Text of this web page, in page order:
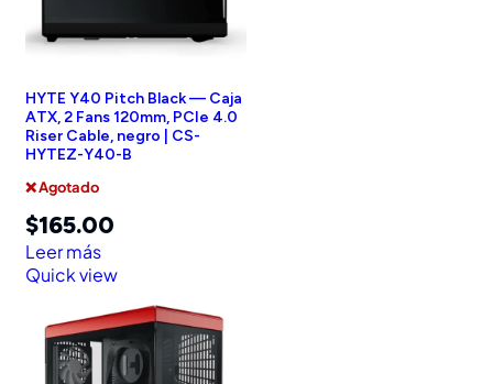
HYTE Y40 Pitch Black — Caja
ATX, 2 Fans 120mm, PCIe 4.0
Riser Cable, negro | CS-
HYTEZ-Y40-B
❌ Agotado
$165.00
Leer más
Quick view